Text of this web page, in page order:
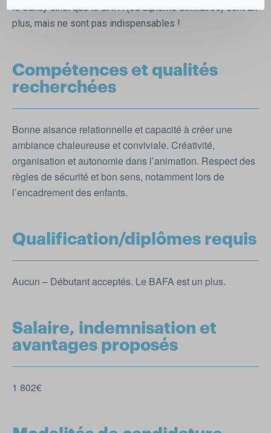
le Sancy ainsi que le BAFA (ou diplôme similaires) sont un
plus, mais ne sont pas indispensables !
Compétences et qualités
recherchées
Bonne aisance relationnelle et capacité à créer une
ambiance chaleureuse et conviviale. Créativité,
organisation et autonomie dans l’animation. Respect des
règles de sécurité et bon sens, notamment lors de
l’encadrement des enfants.
Qualification/diplômes requis
Aucun – Débutant acceptés. Le BAFA est un plus.
Salaire, indemnisation et
avantages proposés
1 802€